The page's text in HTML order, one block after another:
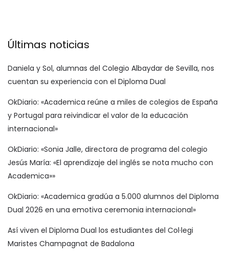
Últimas noticias
Daniela y Sol, alumnas del Colegio Albaydar de Sevilla, nos
cuentan su experiencia con el Diploma Dual
OkDiario: «Academica reúne a miles de colegios de España
y Portugal para reivindicar el valor de la educación
internacional»
OkDiario: «Sonia Jalle, directora de programa del colegio
Jesús María: «El aprendizaje del inglés se nota mucho con
Academica»»
OkDiario: «Academica gradúa a 5.000 alumnos del Diploma
Dual 2026 en una emotiva ceremonia internacional»
Así viven el Diploma Dual los estudiantes del Col·legi
Maristes Champagnat de Badalona